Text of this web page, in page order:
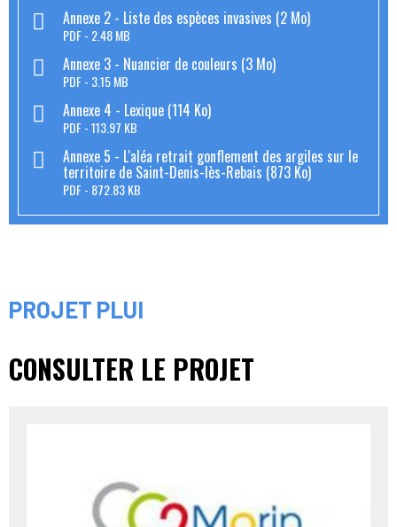
Annexe 2 - Liste des espèces invasives (2 Mo)
PDF 2.48 MB
Annexe 3 - Nuancier de couleurs (3 Mo)
PDF 3.15 MB
Annexe 4 - Lexique (114 Ko)
PDF 113.97 KB
Annexe 5 - L'aléa retrait gonflement des argiles sur le
territoire de Saint-Denis-lès-Rebais (873 Ko)
PDF 872.83 KB
PROJET PLUI
CONSULTER LE PROJET